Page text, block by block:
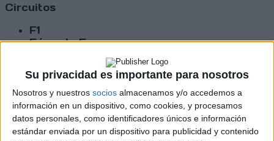
Su privacidad es importante para nosotros
Nosotros y nuestros socios almacenamos y/o accedemos a
información en un dispositivo, como cookies, y procesamos
datos personales, como identificadores únicos e información
estándar enviada por un dispositivo para publicidad y contenido
Circuitos
F1
Fórmula E
Indycar
Otros
Producto